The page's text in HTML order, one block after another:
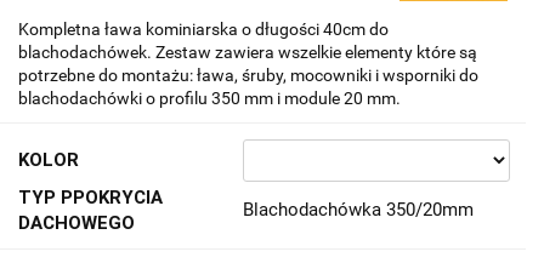
Kompletna ława kominiarska o długości 40cm do
blachodachówek. Zestaw zawiera wszelkie elementy które są
potrzebne do montażu: ława, śruby, mocowniki i wsporniki do
blachodachówki o profilu 350 mm i module 20 mm.
KOLOR
TYP PPOKRYCIA
DACHOWEGO
Blachodachówka 350/20mm